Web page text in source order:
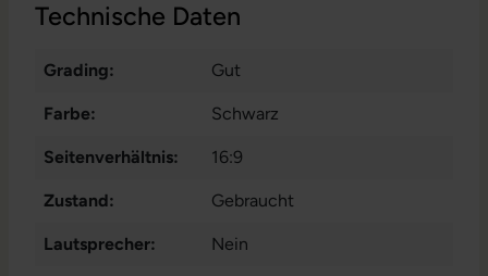
Technische Daten
Grading: Gut
Farbe: Schwarz
Seitenverhältnis: 16:9
Zustand: Gebraucht
Lautsprecher: Nein